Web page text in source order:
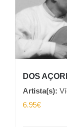
DOS
Artista(s):
6.95€